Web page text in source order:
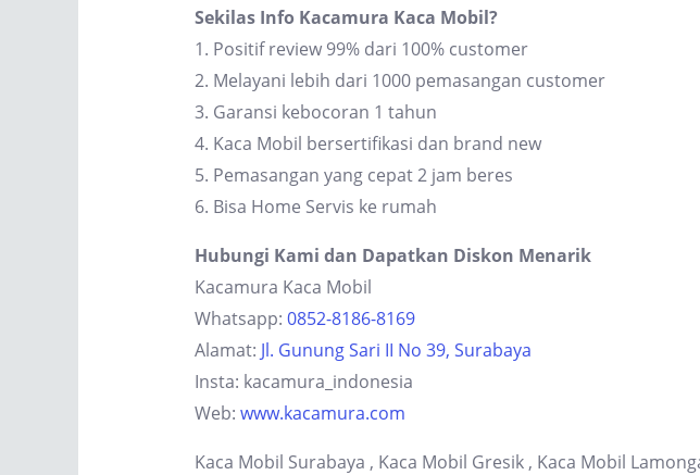
Sekilas Info Kacamura Kaca Mobil?
1. Positif review 99% dari 100% customer
2. Melayani lebih dari 1000 pemasangan customer
3. Garansi kebocoran 1 tahun
4. Kaca Mobil bersertifikasi dan brand new
5. Pemasangan yang cepat 2 jam beres
6. Bisa Home Servis ke rumah
Hubungi Kami dan Dapatkan Diskon Menarik
Kacamura Kaca Mobil
Whatsapp: 0852-8186-8169
Alamat: Jl. Gunung Sari II No 39, Surabaya
Insta: kacamura_indonesia
Web: www.kacamura.com
Kaca Mobil Surabaya , Kaca Mobil Gresik , Kaca Mobil